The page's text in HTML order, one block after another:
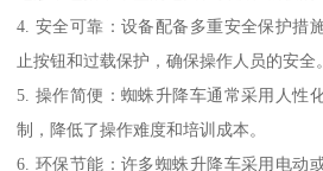
4. 安全可靠：设备配备多重安全保护措
止按钮和过载保护，确保操作人员的安全。
5. 操作简便：蜘蛛升降车通常采用人性
制，降低了操作难度和培训成本。
6. 环保节能：许多蜘蛛升降车采用电动